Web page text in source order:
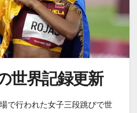
世界記録更新
で行われた女子三段跳びで世